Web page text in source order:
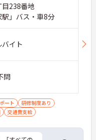
238番地
」バス・車8分
イト
問
ート
研修制度あり
交通費支給